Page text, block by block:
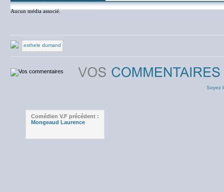
Aucun média associé.
esthele dumand
Soyez
Comédien V.F précédent :
Mongeaud Laurence